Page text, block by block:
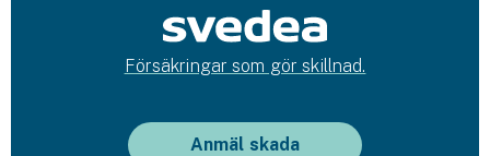
Försäkringar som gör skillnad.
Anmäl skada